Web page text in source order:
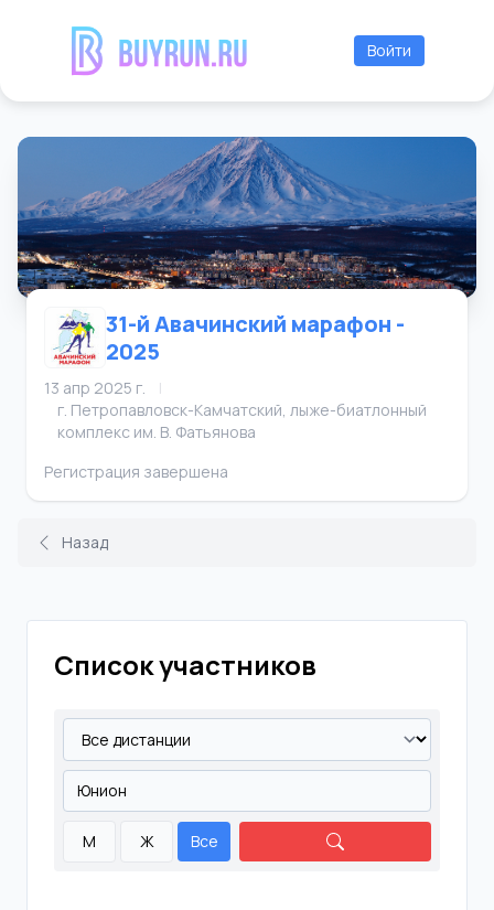
Войти
31-й Авачинский марафон -
2025
13 апр 2025 г.
|
г. Петропавловск-Камчатский, лыже-биатлонный
комплекс им. В. Фатьянова
Регистрация завершена
Назад
Список участников
М Ж Все